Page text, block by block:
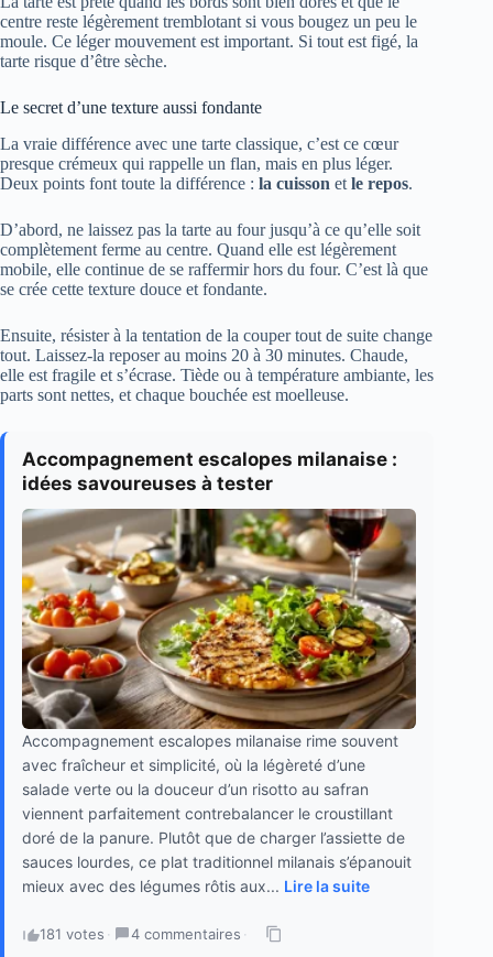
centre reste légèrement tremblotant si vous bougez un peu le
moule. Ce léger mouvement est important. Si tout est figé, la
tarte risque d’être sèche.
Le secret d’une texture aussi fondante
La vraie différence avec une tarte classique, c’est ce cœur
presque crémeux qui rappelle un flan, mais en plus léger.
Deux points font toute la différence : la cuisson et le repos.
D’abord, ne laissez pas la tarte au four jusqu’à ce qu’elle soit
complètement ferme au centre. Quand elle est légèrement
mobile, elle continue de se raffermir hors du four. C’est là que
se crée cette texture douce et fondante.
Ensuite, résister à la tentation de la couper tout de suite change
tout. Laissez-la reposer au moins 20 à 30 minutes. Chaude,
elle est fragile et s’écrase. Tiède ou à température ambiante, les
parts sont nettes, et chaque bouchée est moelleuse.
Accompagnement escalopes milanaise :
idées savoureuses à tester
Accompagnement escalopes milanaise rime souvent
avec fraîcheur et simplicité, où la légèreté d’une
salade verte ou la douceur d’un risotto au safran
viennent parfaitement contrebalancer le croustillant
doré de la panure. Plutôt que de charger l’assiette de
sauces lourdes, ce plat traditionnel milanais s’épanouit
mieux avec des légumes rôtis aux... Lire la suite
181 votes · 4 commentaires ·